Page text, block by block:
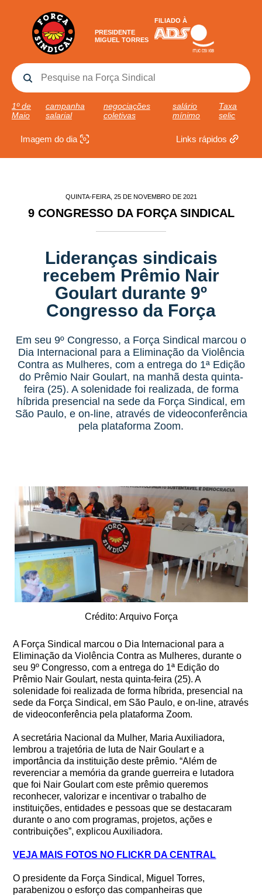
PRESIDENTE
MIGUEL TORRES
FILIADO À
1º de
Maio
campanha
salarial
negociações
coletivas
salário
mínimo
Taxa
selic
Imagem do dia Links rápidos
QUINTA-FEIRA, 25 DE NOVEMBRO DE 2021
9 CONGRESSO DA FORÇA SINDICAL
Lideranças sindicais
recebem Prêmio Nair
Goulart durante 9º
Congresso da Força
Em seu 9º Congresso, a Força Sindical marcou o
Dia Internacional para a Eliminação da Violência
Contra as Mulheres, com a entrega do 1ª Edição
do Prêmio Nair Goulart, na manhã desta quinta-
feira (25). A solenidade foi realizada, de forma
híbrida presencial na sede da Força Sindical, em
São Paulo, e on-line, através de videoconferência
pela plataforma Zoom.
Crédito: Arquivo Força
A Força Sindical marcou o Dia Internacional para a
Eliminação da Violência Contra as Mulheres, durante o
seu 9º Congresso, com a entrega do 1ª Edição do
Prêmio Nair Goulart, nesta quinta-feira (25). A
solenidade foi realizada de forma híbrida, presencial na
sede da Força Sindical, em São Paulo, e on-line, através
de videoconferência pela plataforma Zoom.
A secretária Nacional da Mulher, Maria Auxiliadora,
lembrou a trajetória de luta de Nair Goulart e a
importância da instituição deste prêmio. “Além de
reverenciar a memória da grande guerreira e lutadora
que foi Nair Goulart com este prêmio queremos
reconhecer, valorizar e incentivar o trabalho de
instituições, entidades e pessoas que se destacaram
durante o ano com programas, projetos, ações e
contribuições”, explicou Auxiliadora.
VEJA MAIS FOTOS NO FLICKR DA CENTRAL
O presidente da Força Sindical, Miguel Torres,
parabenizou o esforço das companheiras que